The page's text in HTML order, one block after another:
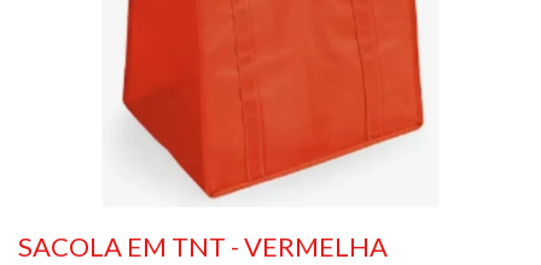
SACOLA EM TNT - VERMELHA